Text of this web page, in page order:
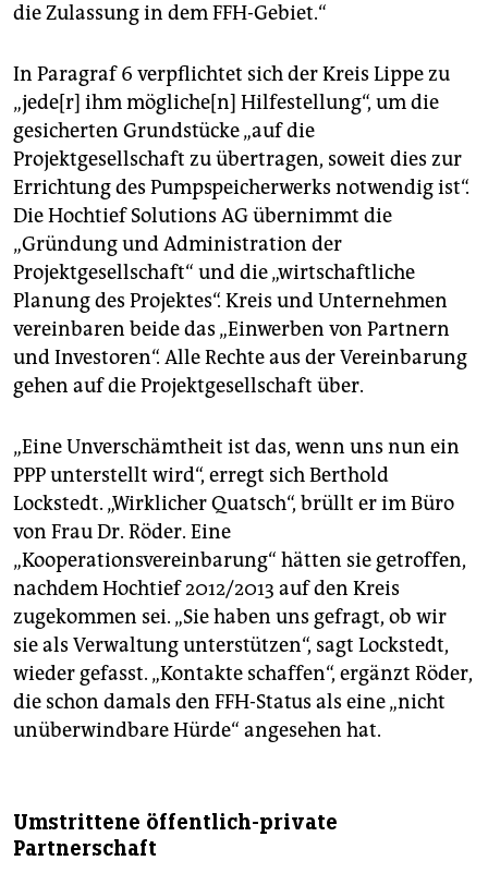
die Zulassung in dem FFH-Gebiet.“
In Paragraf 6 verpflichtet sich der Kreis Lippe zu
„jede[r] ihm mögliche[n] Hilfestellung“, um die
gesicherten Grundstücke „auf die
Projektgesellschaft zu übertragen, soweit dies zur
Errichtung des Pumpspeicherwerks notwendig ist“.
Die Hochtief Solutions AG übernimmt die
„Gründung und Administration der
Projektgesellschaft“ und die „wirtschaftliche
Planung des Projektes“. Kreis und Unternehmen
vereinbaren beide das „Einwerben von Partnern
und Investoren“. Alle Rechte aus der Vereinbarung
gehen auf die Projektgesellschaft über.
„Eine Unverschämtheit ist das, wenn uns nun ein
PPP unterstellt wird“, erregt sich Berthold
Lockstedt. „Wirklicher Quatsch“, brüllt er im Büro
von Frau Dr. Röder. Eine
„Kooperationsvereinbarung“ hätten sie getroffen,
nachdem Hochtief 2012/2013 auf den Kreis
zugekommen sei. „Sie haben uns gefragt, ob wir
sie als Verwaltung unterstützen“, sagt Lockstedt,
wieder gefasst. „Kontakte schaffen“, ergänzt Röder,
die schon damals den FFH-Status als eine „nicht
unüberwindbare Hürde“ angesehen hat.
Umstrittene öffentlich-private
Partnerschaft